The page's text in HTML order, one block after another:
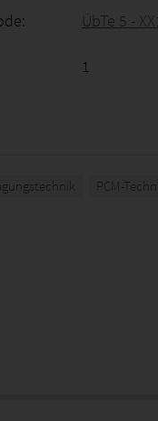
ÜbTe 5 -
1
PCM-